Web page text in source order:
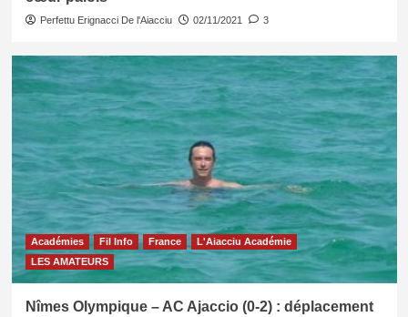
Perfettu Erignacci De l'Aiacciu 02/11/2021 3
Académies Fil Info France
L'Aiacciu Académie
LES AMATEURS
Nîmes Olympique – AC Ajaccio (0-2) : déplacement